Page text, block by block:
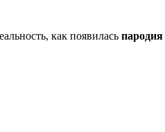
как появилась пародия